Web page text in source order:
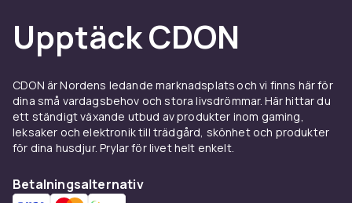
Upptäck CDON
CDON är Nordens ledande marknadsplats och vi finns här för
dina små vardagsbehov och stora livsdrömmar. Här hittar du
ett ständigt växande utbud av produkter inom gaming,
leksaker och elektronik till trädgård, skönhet och produkter
för dina husdjur. Prylar för livet helt enkelt.
Betalningsalternativ